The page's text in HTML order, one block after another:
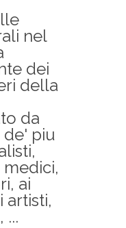
nel
dei
della
da
de' piu
ai
artisti,
...